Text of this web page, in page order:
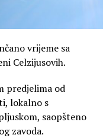
vrijeme sa
Celzijusovih.
predjelima od
lokalno s
saopšteno
zavoda.